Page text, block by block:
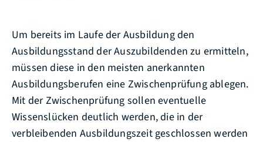
Um bereits im Laufe der Ausbildung den
Ausbildungsstand der Auszubildenden zu ermitteln,
müssen diese in den meisten anerkannten
Ausbildungsberufen eine Zwischenprüfung ablegen.
Mit der Zwischenprüfung sollen eventuelle
Wissenslücken deutlich werden, die in der
verbleibenden Ausbildungszeit geschlossen werden